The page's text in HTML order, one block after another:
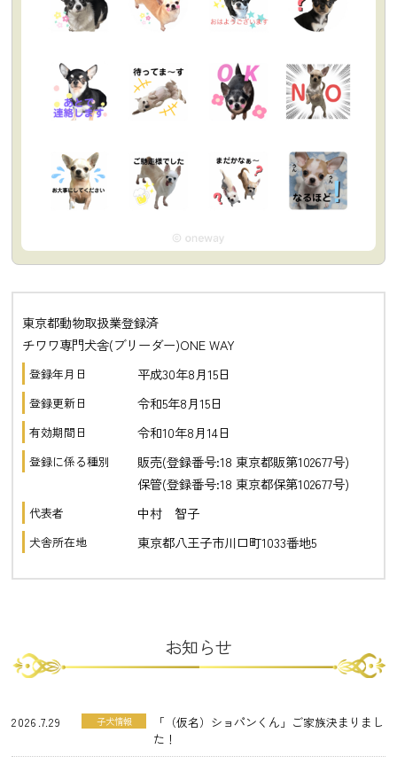
東京都動物取扱業登録済
チワワ専門犬舎(ブリーダー)ONE WAY
登録年月日 平成30年8月15日
登録更新日 令和5年8月15日
有効期間日 令和10年8月14日
登録に係る種別
販売(登録番号:18 東京都販第102677号)
保管(登録番号:18 東京都保第102677号)
代表者 中村 智子
犬舎所在地 東京都八王子市川口町1033番地5
お知らせ
2026.7.29 子犬情報
「（仮名）ショパンくん」ご家族決まりまし
た！